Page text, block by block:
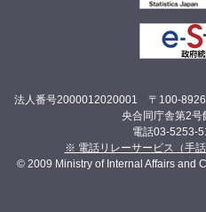
法人番号2000012020001 〒100-
央合同庁舎第2号
電話03-5253-
※ 電話リレーサービス（手
© 2009 Ministry of Internal Affairs and